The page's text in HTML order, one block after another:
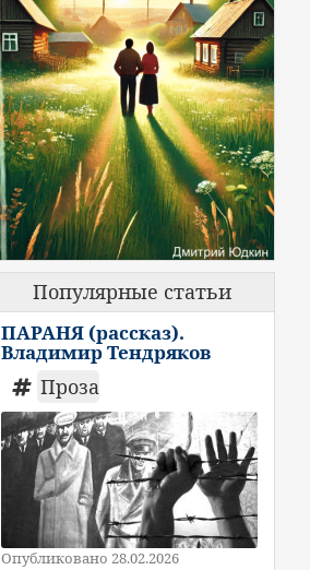
Популярные статьи
ПАРАНЯ (рассказ).
Владимир Тендряков
Проза
Опубликовано 28.02.2026